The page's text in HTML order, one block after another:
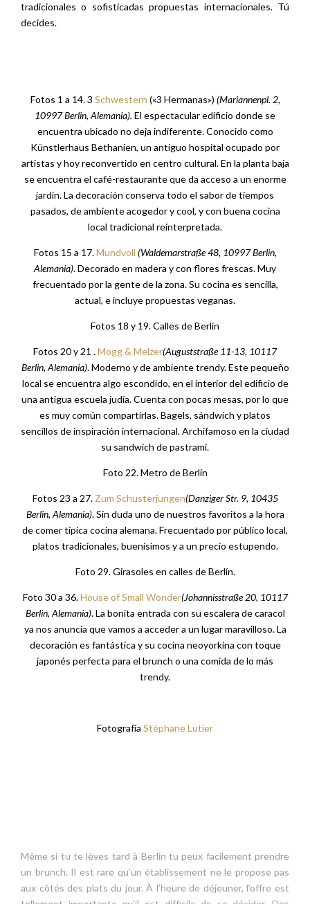
tradicionales o sofisticadas propuestas internacionales. Tú
decides.
Fotos 1 a 14. 3 Schwestern («3 Hermanas») (Mariannenpl. 2,
10997 Berlin, Alemania). El espectacular edificio donde se
encuentra ubicado no deja indiferente. Conocido como
Künstlerhaus Bethanien, un antiguo hospital ocupado por
artistas y hoy reconvertido en centro cultural. En la planta baja
se encuentra el café-restaurante que da acceso a un enorme
jardín. La decoración conserva todo el sabor de tiempos
pasados, de ambiente acogedor y cool, y con buena cocina
local tradicional reinterpretada.
Fotos 15 a 17.Mundvoll (Waldemarstraße 48, 10997 Berlin,
Alemania). Decorado en madera y con flores frescas. Muy
frecuentado por la gente de la zona. Su cocina es sencilla,
actual, e incluye propuestas veganas.
Fotos 18 y 19. Calles de Berlín
Fotos 20 y 21 .Mogg & Melzer(Auguststraße 11-13, 10117
Berlin, Alemania). Moderno y de ambiente trendy. Este pequeño
local se encuentra algo escondido, en el interior del edificio de
una antigua escuela judía. Cuenta con pocas mesas, por lo que
es muy común compartirlas. Bagels, sándwich y platos
sencillos de inspiración internacional. Archifamoso en la ciudad
su sandwich de pastrami.
Foto 22. Metro de Berlín
Fotos 23 a 27. Zum Schusterjungen(Danziger Str. 9, 10435
Berlin, Alemania). Sin duda uno de nuestros favoritos a la hora
de comer típica cocina alemana. Frecuentado por público local,
platos tradicionales, buenísimos y a un precio estupendo.
Foto 29. Girasoles en calles de Berlín.
Foto 30 a 36.House of Small Wonder(Johannisstraße 20, 10117
Berlin, Alemania). La bonita entrada con su escalera de caracol
ya nos anuncia que vamos a acceder a un lugar maravilloso. La
decoración es fantástica y su cocina neoyorkina con toque
japonés perfecta para el brunch o una comida de lo más
trendy.
Fotografía Stéphane Lutier
Même si tu te lèves tard à Berlin tu peux facilement prendre
un brunch. Il est rare qu’un établissement ne le propose pas
aux côtés des plats du jour. À l’heure de déjeuner, l’offre est